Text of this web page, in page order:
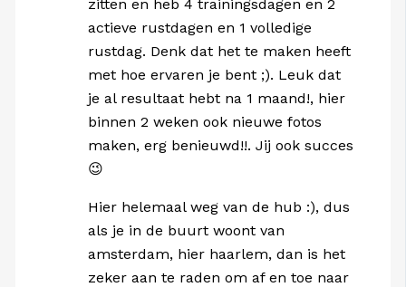
zitten en heb 4 trainingsdagen en 2
actieve rustdagen en 1 volledige
rustdag. Denk dat het te maken heeft
met hoe ervaren je bent ;). Leuk dat
je al resultaat hebt na 1 maand!, hier
binnen 2 weken ook nieuwe fotos
maken, erg benieuwd!!. Jij ook succes
😉
Hier helemaal weg van de hub :), dus
als je in de buurt woont van
amsterdam, hier haarlem, dan is het
zeker aan te raden om af en toe naar